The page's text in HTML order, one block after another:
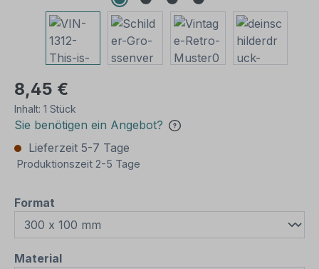
8,45 €
Inhalt: 1 Stück
Sie benötigen ein Angebot?
Lieferzeit 5-7 Tage
Produktionszeit 2-5 Tage
Format
Materialauswählen